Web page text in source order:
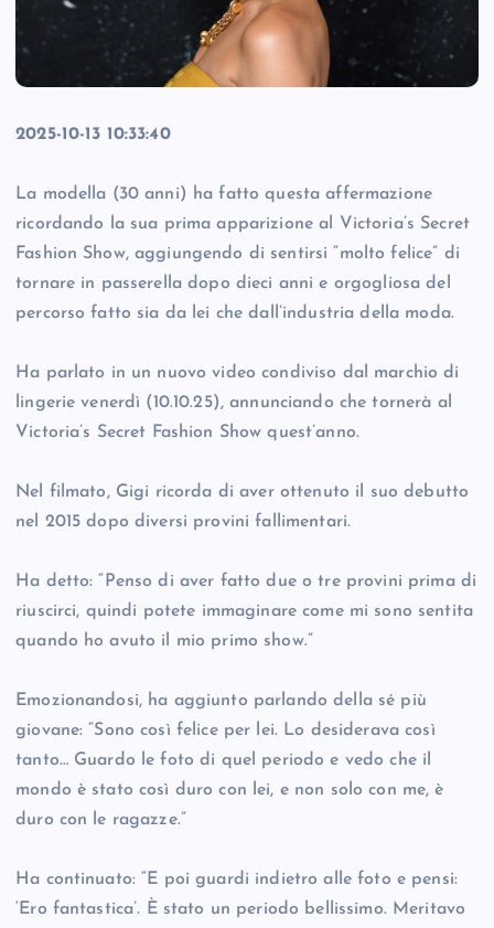
2025-10-13 10:33:40
La modella (30 anni) ha fatto questa affermazione
ricordando la sua prima apparizione al Victoria’s Secret
Fashion Show, aggiungendo di sentirsi “molto felice” di
tornare in passerella dopo dieci anni e orgogliosa del
percorso fatto sia da lei che dall’industria della moda.
Ha parlato in un nuovo video condiviso dal marchio di
lingerie venerdì (10.10.25), annunciando che tornerà al
Victoria’s Secret Fashion Show quest’anno.
Nel filmato, Gigi ricorda di aver ottenuto il suo debutto
nel 2015 dopo diversi provini fallimentari.
Ha detto: “Penso di aver fatto due o tre provini prima di
riuscirci, quindi potete immaginare come mi sono sentita
quando ho avuto il mio primo show.”
Emozionandosi, ha aggiunto parlando della sé più
giovane: “Sono così felice per lei. Lo desiderava così
tanto… Guardo le foto di quel periodo e vedo che il
mondo è stato così duro con lei, e non solo con me, è
duro con le ragazze.”
Ha continuato: “E poi guardi indietro alle foto e pensi:
‘Ero fantastica’. È stato un periodo bellissimo. Meritavo